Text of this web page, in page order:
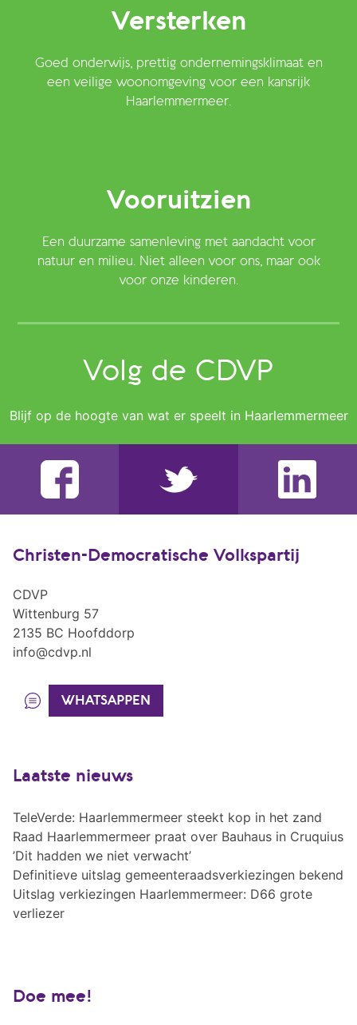
Versterken
Goed onderwijs, prettig ondernemingsklimaat en
een veilige woonomgeving voor een kansrijk
Haarlemmermeer.
Vooruitzien
Een duurzame samenleving met aandacht voor
natuur en milieu. Niet alleen voor ons, maar ook
voor onze kinderen.
Volg de CDVP
Blijf op de hoogte van wat er speelt in Haarlemmermeer
Christen-Democratische Volkspartij
CDVP
Wittenburg 57
2135 BC Hoofddorp
info@cdvp.nl
WHATSAPPEN
Laatste nieuws
TeleVerde: Haarlemmermeer steekt kop in het zand
Raad Haarlemmermeer praat over Bauhaus in Cruquius
’Dit hadden we niet verwacht’
Definitieve uitslag gemeenteraadsverkiezingen bekend
Uitslag verkiezingen Haarlemmermeer: D66 grote
verliezer
Doe mee!